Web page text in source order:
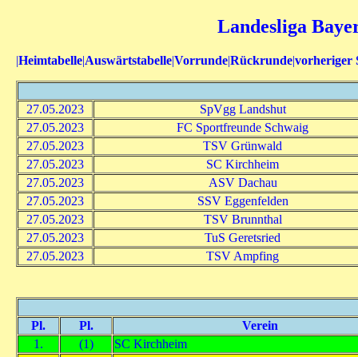
Landesliga
|Heimtabelle|Auswärtstabelle|Vorrunde|Rückrunde|vorheriger
27.05.2023
SpVgg Landshut
27.05.2023
FC Sportfreunde Schwaig
27.05.2023
TSV Grünwald
27.05.2023
SC Kirchheim
27.05.2023
ASV Dachau
27.05.2023
SSV Eggenfelden
27.05.2023
TSV Brunnthal
27.05.2023
TuS Geretsried
27.05.2023
TSV Ampfing
Pl. Pl.
Verein
1.
(1)
SC Kirchheim